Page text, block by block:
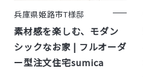
兵庫県姫路市T様邸
素材感を楽しむ、モダン
シックなお家 | フルオーダ
ー型注文住宅sumica